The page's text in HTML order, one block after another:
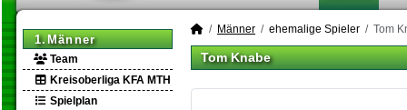
1.Männer
Team
Kreisoberliga KFA MTH
Spielplan
Männer ehemalige Spieler Tom
Tom Knabe